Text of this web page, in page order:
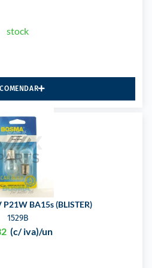
stock
BA15s (BLISTER)
1529B
(c/ iva)/un